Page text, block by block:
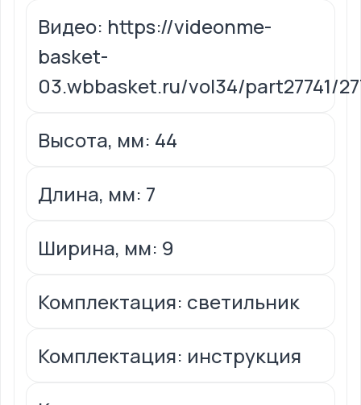
Видео: https://videonme-
basket-
03.wbbasket.ru/vol34/part27741/
Высота, мм: 44
Длина, мм: 7
Ширина, мм: 9
Комплектация: светильник
Комплектация: инструкция